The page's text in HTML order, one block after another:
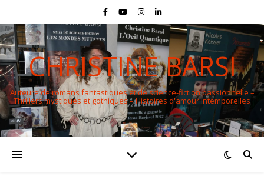
CHRISTINE BARSI
Auteure de romans fantastiques et de science-fiction passionnelle –
Thrillers mystiques et gothiques – Histoires d'amour intemporelles